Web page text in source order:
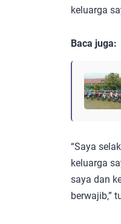
keluarga
Baca juga:
“Saya
keluarga
saya dan
berwajib,”